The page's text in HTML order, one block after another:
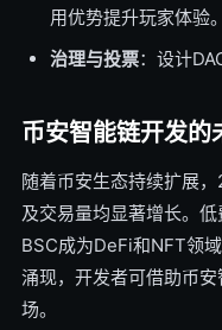
用优势提升玩家体验。
治理与投票：设计
币安智能链开发的
随着币安生态持续扩展
及交易量均显著增长。
BSC成为DeFi和NFT领
涌现，开发者可借助币
场。